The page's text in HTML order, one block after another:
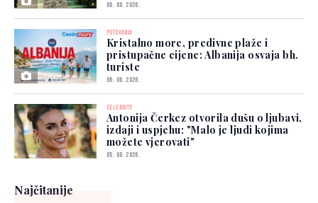
06. 08. 2026.
PUTOVANJA
Kristalno more, predivne plaže i
pristupačne cijene: Albanija osvaja bh.
turiste
06. 08. 2026.
CELEBRITY
Antonija Čerkez otvorila dušu o ljubavi,
izdaji i uspjehu: "Malo je ljudi kojima
možete vjerovati"
05. 08. 2026.
Najčitanije